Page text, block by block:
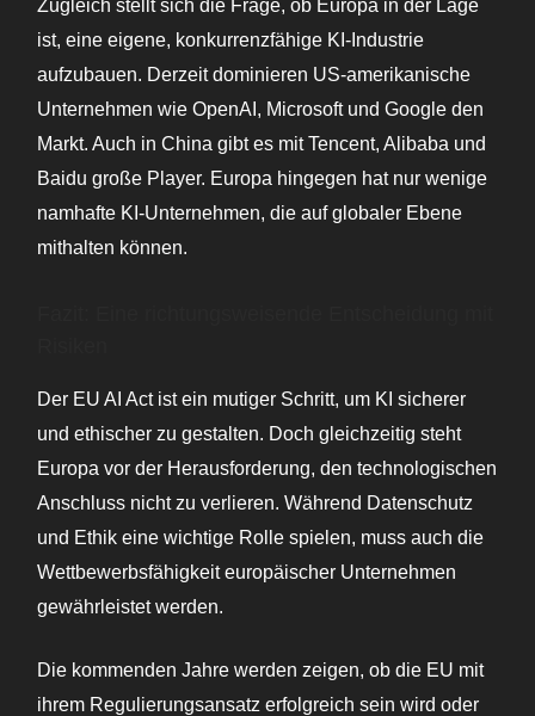
Zugleich stellt sich die Frage, ob Europa in der Lage
ist, eine eigene, konkurrenzfähige KI-Industrie
aufzubauen. Derzeit dominieren US-amerikanische
Unternehmen wie OpenAI, Microsoft und Google den
Markt. Auch in China gibt es mit Tencent, Alibaba und
Baidu große Player. Europa hingegen hat nur wenige
namhafte KI-Unternehmen, die auf globaler Ebene
mithalten können.
Der EU AI Act ist ein mutiger Schritt, um KI sicherer
und ethischer zu gestalten. Doch gleichzeitig steht
Europa vor der Herausforderung, den technologischen
Anschluss nicht zu verlieren. Während Datenschutz
und Ethik eine wichtige Rolle spielen, muss auch die
Wettbewerbsfähigkeit europäischer Unternehmen
gewährleistet werden.
Die kommenden Jahre werden zeigen, ob die EU mit
ihrem Regulierungsansatz erfolgreich sein wird oder